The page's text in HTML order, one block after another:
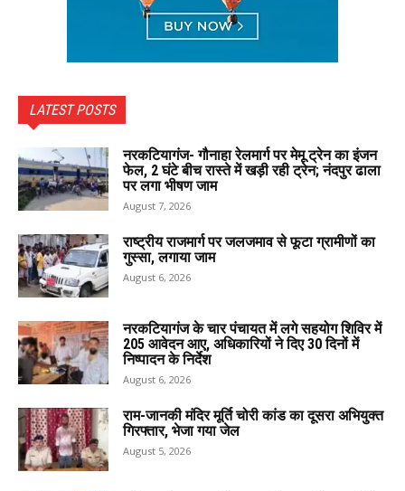
LATEST POSTS
नरकटियागंज- गौनाहा रेलमार्ग पर मेमू ट्रेन का इंजन
फेल, 2 घंटे बीच रास्ते में खड़ी रही ट्रेन; नंदपुर ढाला
पर लगा भीषण जाम
August 7, 2026
राष्ट्रीय राजमार्ग पर जलजमाव से फूटा ग्रामीणों का
गुस्सा, लगाया जाम
August 6, 2026
नरकटियागंज के चार पंचायत में लगे सहयोग शिविर में
205 आवेदन आए, अधिकारियों ने दिए 30 दिनों में
निष्पादन के निर्देश
August 6, 2026
राम-जानकी मंदिर मूर्ति चोरी कांड का दूसरा अभियुक्त
गिरफ्तार, भेजा गया जेल
August 5, 2026